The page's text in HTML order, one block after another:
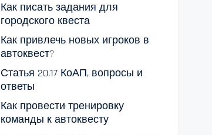
Как писать задания для
городского квеста
Как привлечь новых игроков в
автоквест?
Статья 20.17 КоАП, вопросы и
ответы
Как провести тренировку
команды к автоквесту